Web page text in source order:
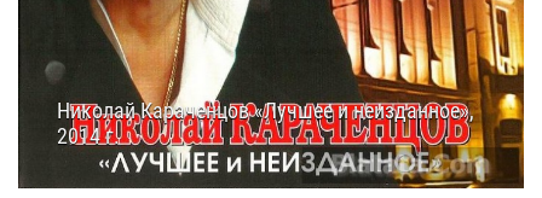
Николай Караченцов «Лучшее и неизданное»,
2014 г.
21.12.201419:45